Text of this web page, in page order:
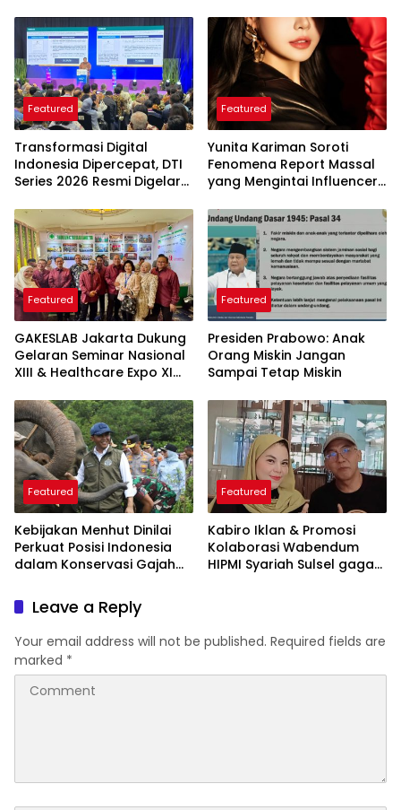
Featured
Transformasi Digital
Indonesia Dipercepat, DTI
Series 2026 Resmi Digelar
Featured
Yunita Kariman Soroti
Fenomena Report Massal
yang Mengintai Influencer,
yang Perlu Diketahui
Featured
GAKESLAB Jakarta Dukung
Gelaran Seminar Nasional
XIII & Healthcare Expo XI
Featured
Presiden Prabowo: Anak
Orang Miskin Jangan
Sampai Tetap Miskin
Featured
Kebijakan Menhut Dinilai
Perkuat Posisi Indonesia
dalam Konservasi Gajah
Featured
Kabiro Iklan & Promosi
Kolaborasi Wabendum
HIPMI Syariah Sulsel gagas
Leave a Reply
Your email address will not be published. Required fields are
marked *